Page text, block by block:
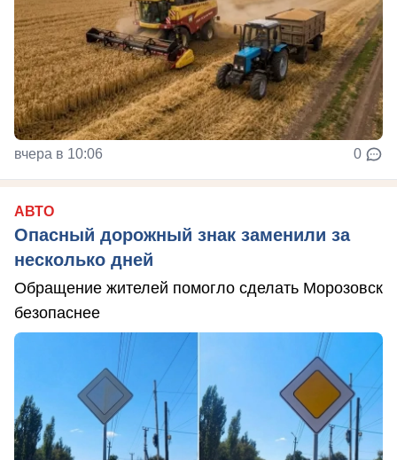
вчера в 10:06 0
АВТО
Опасный дорожный знак заменили за
несколько дней
Обращение жителей помогло сделать Морозовск
безопаснее